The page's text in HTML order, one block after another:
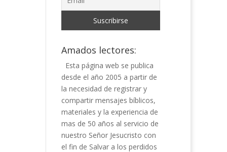
Amados lectores:
Esta página web se publica
desde el año 2005 a partir de
la necesidad de registrar y
compartir mensajes bíblicos,
materiales y la experiencia de
mas de 50 años al servicio de
nuestro Señor Jesucristo con
el fin de Salvar a los perdidos